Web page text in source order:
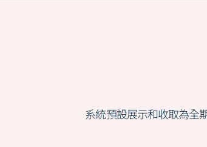
系統預設展示和收取為全